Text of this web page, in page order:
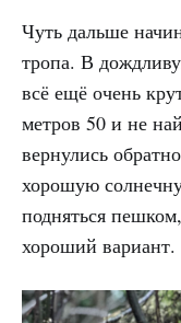
Чуть дальше
тропа. В
всё ещё очень
метров 50 и не
вернулись
хорошую
подняться
хороший вариант.